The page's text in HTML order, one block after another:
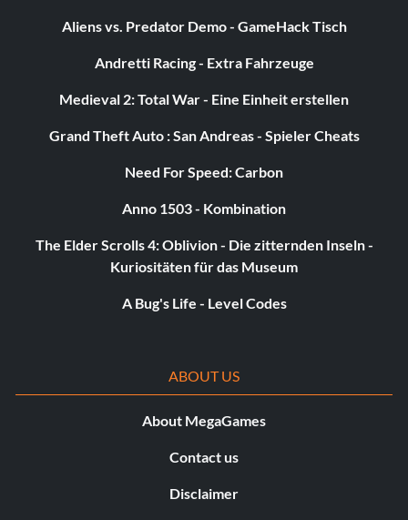
Aliens vs. Predator Demo - GameHack Tisch
Andretti Racing - Extra Fahrzeuge
Medieval 2: Total War - Eine Einheit erstellen
Grand Theft Auto : San Andreas - Spieler Cheats
Need For Speed: Carbon
Anno 1503 - Kombination
The Elder Scrolls 4: Oblivion - Die zitternden Inseln -
Kuriositäten für das Museum
A Bug's Life - Level Codes
ABOUT US
About MegaGames
Contact us
Disclaimer